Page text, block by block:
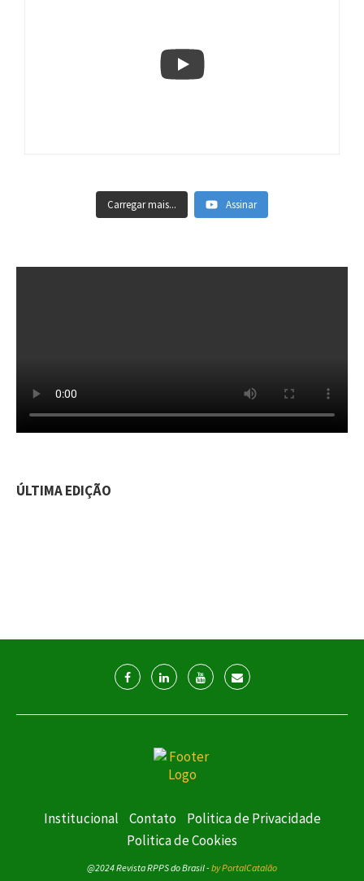
Carregar mais... Assinar
ÚLTIMA EDIÇÃO
Institucional Contato
Politica de Privacidade
Politica de Cookies
@2024 Revista RPPS do Brasil - by PortalCatalão